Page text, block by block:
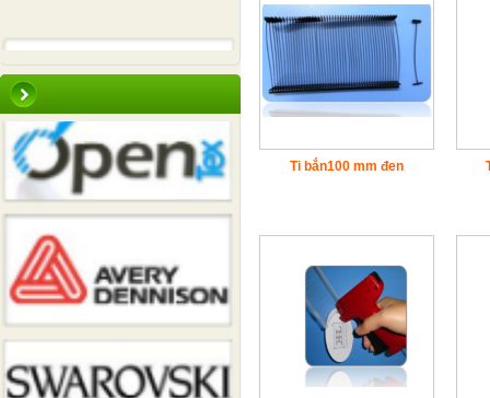
Ti bắn100 mm đen